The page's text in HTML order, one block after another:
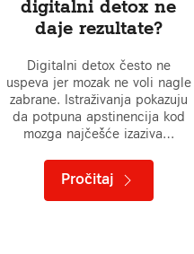
digitalni detox ne
daje rezultate?
Digitalni detox često ne
uspeva jer mozak ne voli nagle
zabrane. Istraživanja pokazuju
da potpuna apstinencija kod
mozga najčešće izaziva…
Pročitaj